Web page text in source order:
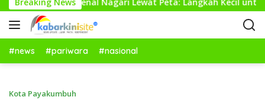
Breaking News
Mengenal Nagari Lewat Peta: Langkah Kecil untuk
#news #pariwara #nasional
Kota Payakumbuh